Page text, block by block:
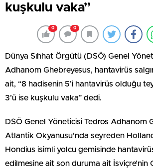
kuşkulu vaka”
0 0
Dünya Sıhhat Örgütü (DSÖ) Genel
Adhanom Ghebreyesus, hantavirüs
ait, “8 hadisenin 5’i hantavirüs olduğu
3’ü ise kuşkulu vaka” dedi.
DSÖ Genel Yöneticisi Tedros Adhanom
Atlantik Okyanusu’nda seyreden
Hondius isimli yolcu gemisinde
edilmesine ait son duruma ait İsviçre’nin